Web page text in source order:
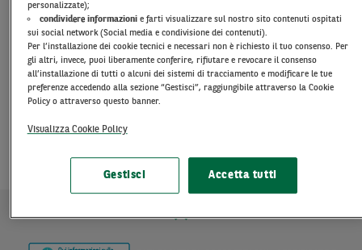
Cessione del quinto dipendenti privati e
parapubblici - condizioni offerte alla generalità della
clientela
Cessione del quinto per pensionati e dipendenti
pubblici e statali - condizioni offerte alla generalità
statali - condizioni offerte alla generalità della
personalizzate);
condividere informazioni e farti visualizzare sul nostro sito contenuti ospitati
sui social network (Social media e condivisione dei contenuti).
Per l’installazione dei cookie tecnici e necessari non è richiesto il tuo consenso. Per
gli altri, invece, puoi liberamente conferire, rifiutare e revocare il consenso
all’installazione di tutti o alcuni dei sistemi di tracciamento e modificare le tue
preferenze accedendo alla sezione “Gestisci”, raggiungibile attraverso la Cookie
Policy o attraverso questo banner.
Visualizza Cookie Policy
Gestisci Accetta tutti